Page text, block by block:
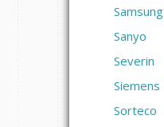
Samsung
Sanyo
Severin
Siemens
Sorteco